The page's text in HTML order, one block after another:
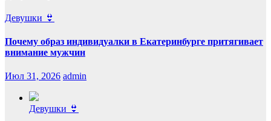
Девушки 👙
Почему образ индивидуалки в Екатеринбурге притягивает
внимание мужчин
Июл 31, 2026 admin
Девушки 👙